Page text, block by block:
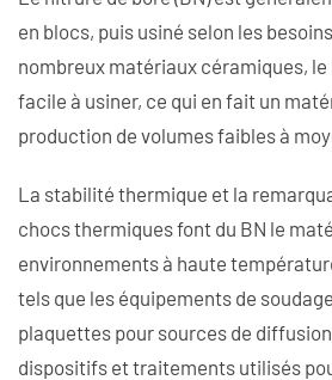
en blocs, puis usiné selon les
nombreux matériaux céramiques,
facile à usiner, ce qui en fait un
production de volumes faibles à
La stabilité thermique et la
chocs thermiques font du BN le
environnements à haute
tels que les équipements de
plaquettes pour sources de
dispositifs et traitements utilisés